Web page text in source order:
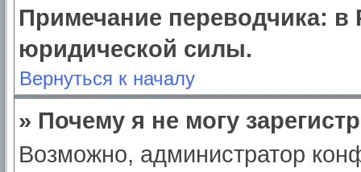
Примечание переводчика: в
юридической силы.
Вернуться к началу
» Почему я не могу
Возможно, администратор